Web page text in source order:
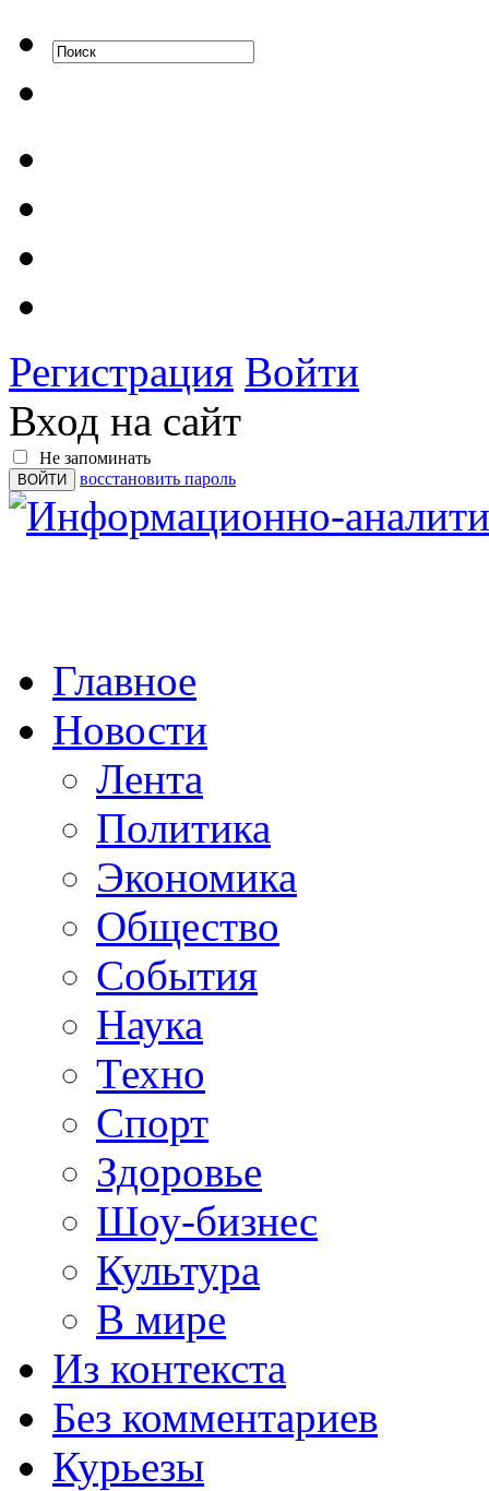
Регистрация Войти
Вход на сайт
Не запоминать
восстановить пароль
Главное
Новости
Лента
Политика
Экономика
Общество
События
Наука
Техно
Спорт
Здоровье
Шоу-бизнес
Культура
В мире
Из контекста
Без комментариев
Курьезы